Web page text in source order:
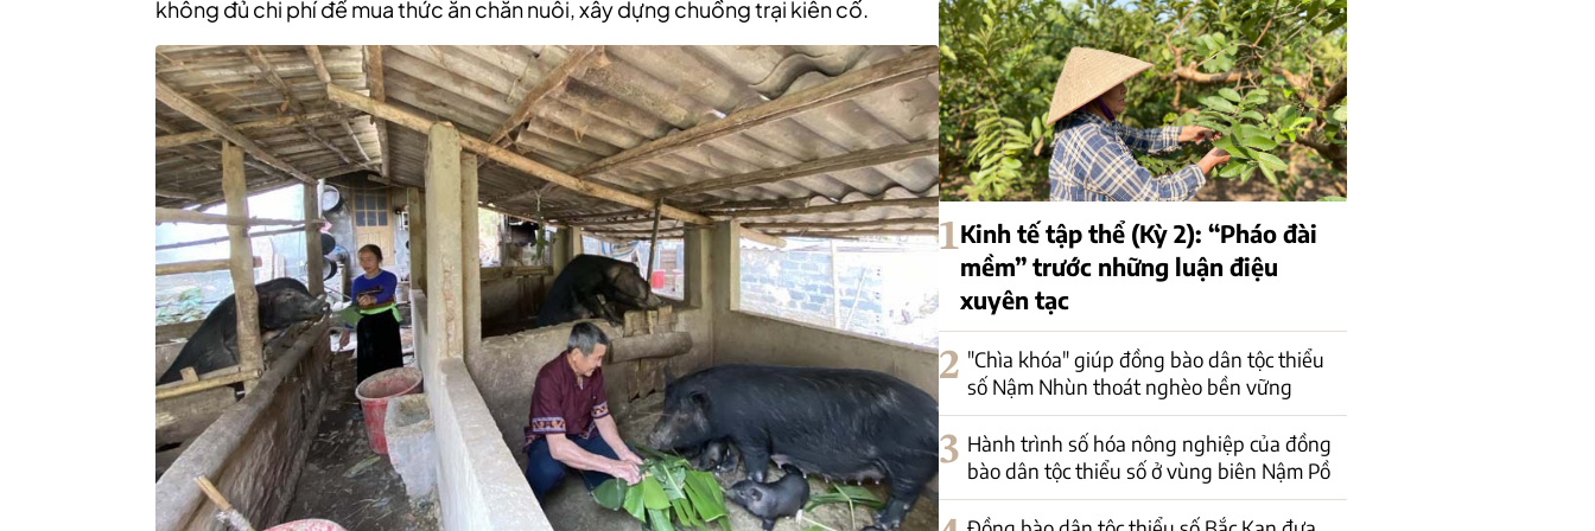
không đủ chi phí để mua thức ăn chăn nuôi, xây dựng chuồng trại kiên cố.
1Kinh tế tập thể (Kỳ 2): “Pháo đài
mềm” trước những luận điệu
xuyên tạc
2 "Chìa khóa" giúp đồng bào dân tộc thiểu
số Nậm Nhùn thoát nghèo bền vững
3 Hành trình số hóa nông nghiệp của đồng
bào dân tộc thiểu số ở vùng biên Nậm Pồ